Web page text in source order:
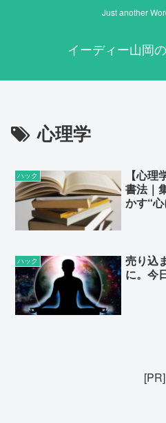
Just another
イーディー山岡
心理学
ハック
【心
書法｜
かす“
ハック
売り込
に。今
[PR]